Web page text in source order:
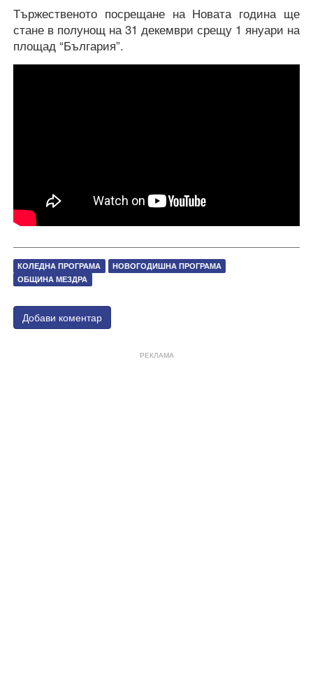
Тържественото посрещане на Новата година ще
стане в полунощ на 31 декември срещу 1 януари на
площад “България”.
КОЛЕДНА ПРОГРАМА
НОВОГОДИШНА ПРОГРАМА
ОБЩИНА МЕЗДРА
Добави коментар
РЕКЛАМА